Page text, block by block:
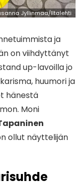
Jyllinmaa/Iltalehti
ja
on viihdyttänyt
up-lavoilla jo
huumori ja
hänestä
Moni
ollut näyttelijän